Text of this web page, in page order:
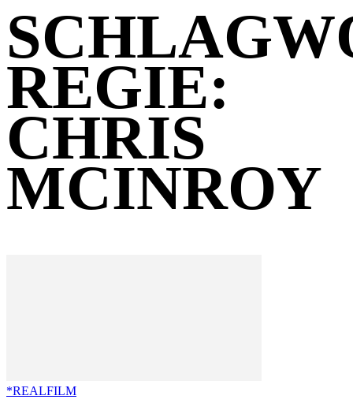
REGIE:
CHRIS
MCINROY
*REALFILM